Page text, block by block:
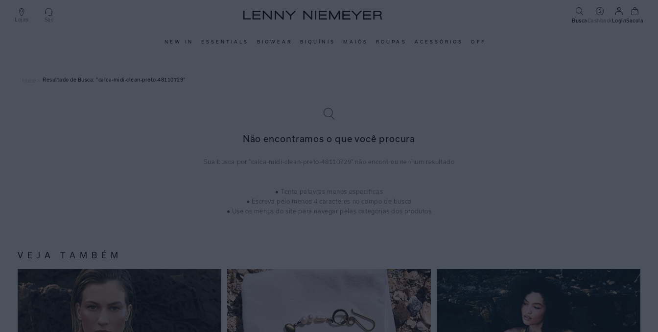
Lojas Sac Busca CashbackLoginSacola
NEW IN ESSENTIALS BIOWEAR BIQUÍNIS MAIÔS ROUPAS ACESSÓRIOS OFF
calca-midi-clean-preto-48110729
Não encontramos o que você procura
calca-midi-clean-preto-48110729
● Tente palavras menos específicas
● Escreva pelo menos 4 caracteres no campo de busca
● Use os menus do site para navegar pelas categorias dos produtos
VEJA TAMBÉM